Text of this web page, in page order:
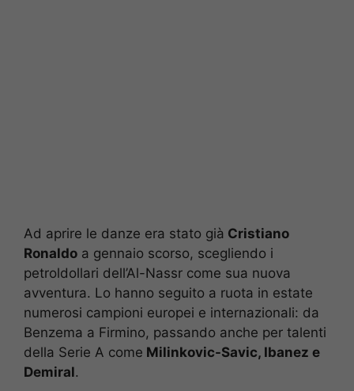
Ad aprire le danze era stato già Cristiano
Ronaldo a gennaio scorso, scegliendo i
petroldollari dell’Al-Nassr come sua nuova
avventura. Lo hanno seguito a ruota in estate
numerosi campioni europei e internazionali: da
Benzema a Firmino, passando anche per talenti
della Serie A come Milinkovic-Savic, Ibanez e
Demiral.